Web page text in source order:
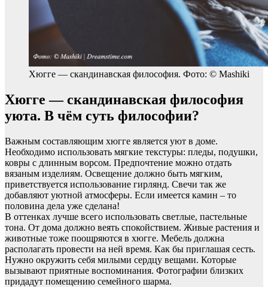
Хюгге — скандинавская философия. Фото: © Mashiki
Хюгге — скандинавская философия
уюта. В чём суть философии?
Важным составляющим хюгге является уют в доме.
Необходимо использовать мягкие текстуры: пледы, подушки,
ковры с длинным ворсом. Предпочтение можно отдать
вязаным изделиям. Освещение должно быть мягким,
приветствуется использование гирлянд. Свечи так же
добавляют уютной атмосферы. Если имеется камин – то
половина дела уже сделана!
В оттенках лучше всего использовать светлые, пастельные
тона. От дома должно веять спокойствием. Живые растения и
животные тоже поощряются в хюгге. Мебель должна
располагать провести на ней время. Как бы приглашая сесть.
Нужно окружить себя милыми сердцу вещами. Которые
вызывают приятные воспоминания. Фотографии близких
придадут помещению семейного шарма.